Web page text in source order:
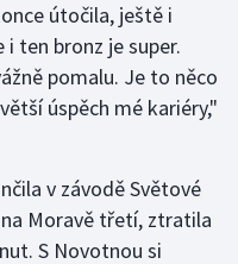
útočila, ještě i
ten bronz je super.
pomalu. Je to něco
úspěch mé kariéry,"
v závodě Světové
Moravě třetí, ztratila
S Novotnou si